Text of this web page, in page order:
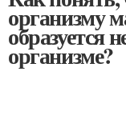
организму
образуется
организме?